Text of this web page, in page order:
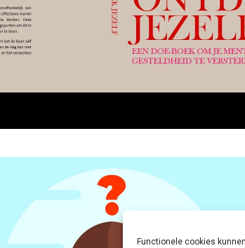
Functionele cookies